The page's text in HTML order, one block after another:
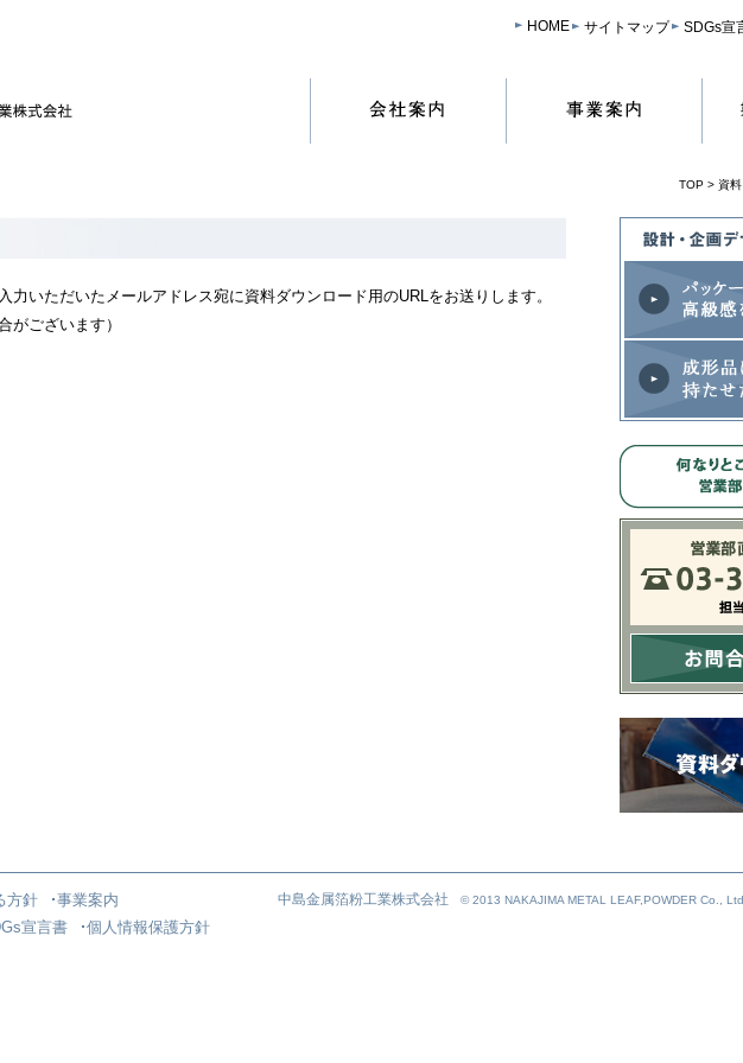
HOME サイトマップ SDGs宣
TOP > 資
力いただいたメールアドレス宛に資料ダウンロード用のURLをお送りします。
がございます）
方針
事業案内
宣言書
個人情報保護方針
中島金属箔粉工業株式会社 © 2013 NAKAJIMA METAL LEAF,POWDER Co.,